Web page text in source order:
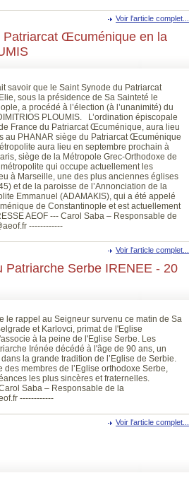
Voir l'article complet...
Patriarcat Œcuménique en la
savoir que le Saint Synode du Patriarcat
sous la présidence de Sa Sainteté le
a procédé à l’élection (à l’unanimité) du
PLOUMIS. L’ordination épiscopale
France du Patriarcat Œcuménique, aura lieu
au PHANAR siège du Patriarcat Œcuménique
aura lieu en septembre prochain à
siège de la Métropole Grec-Orthodoxe de
qui occupe actuellement les
à Marseille, une des plus anciennes églises
et de la paroisse de l’Annonciation de la
Emmanuel (ADAMAKIS), qui a été appelé
de Constantinople et est actuellement
AEOF --- Carol Saba – Responsable de
------------
Voir l'article complet...
Serbe IRENEE - 20
le rappel au Seigneur survenu ce matin de Sa
et Karlovci, primat de l'Eglise
à la peine de l'Eglise Serbe. Les
Irénée décédé à l'âge de 90 ans, un
la grande tradition de l’Eglise de Serbie.
membres de l’Eglise orthodoxe Serbe,
les plus sincères et fraternelles.
Saba – Responsable de la
------------
Voir l'article complet...